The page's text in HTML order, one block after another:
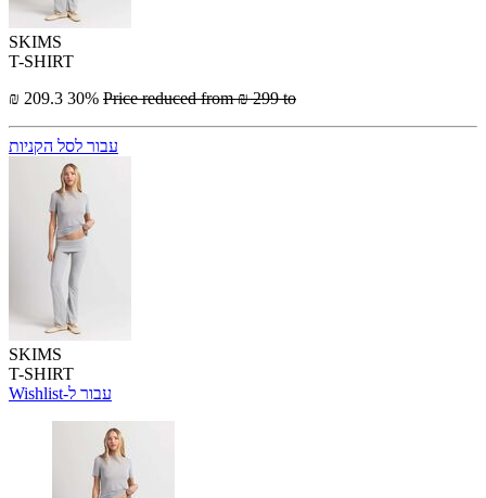
SKIMS
T-SHIRT
₪ 209.3 30% Price reduced from₪ 299 to
עבור לסל הקניות
SKIMS
T-SHIRT
Wishlist-עבור ל